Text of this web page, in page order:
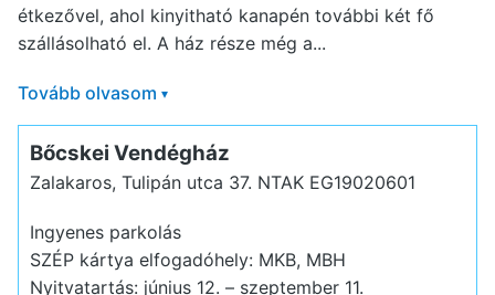
étkezővel, ahol kinyitható kanapén további két fő
szállásolható el. A ház része még a...
Tovább olvasom ▾
Bőcskei Vendégház
Zalakaros, Tulipán utca 37. NTAK EG19020601
Ingyenes parkolás
SZÉP kártya elfogadóhely: MKB, MBH
Nyitvatartás: június 12. – szeptember 11.